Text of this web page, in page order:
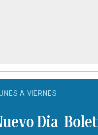
A VIERNES